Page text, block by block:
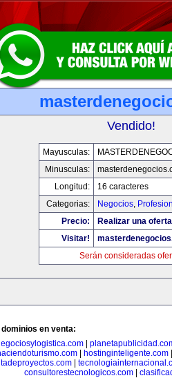
Vendido!
Mayusculas:
Minusculas:
Longitud:
16 caracteres
Categorias:
Negocios,
Precio:
Realizar una
Visitar!
Serán consideradas
en venta:
|
hostinginteligente.com
|
consultorestecnologicos.com